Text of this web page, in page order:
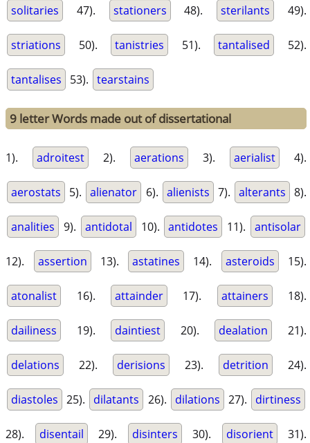
solitaries 47). stationers 48). sterilants 49).
striations 50). tanistries 51). tantalised 52).
tantalises 53). tearstains
9 letter Words made out of dissertational
1). adroitest 2). aerations 3). aerialist 4).
aerostats 5). alienator 6). alienists 7). alterants 8).
analities 9). antidotal 10). antidotes 11). antisolar
12). assertion 13). astatines 14). asteroids 15).
atonalist 16). attainder 17). attainers 18).
dailiness 19). daintiest 20). dealation 21).
delations 22). derisions 23). detrition 24).
diastoles 25). dilatants 26). dilations 27). dirtiness
28). disentail 29). disinters 30). disorient 31).